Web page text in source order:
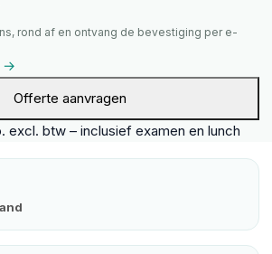
rond af en ontvang de bevestiging per e-
→
Offerte aanvragen
excl. btw – inclusief examen en lunch